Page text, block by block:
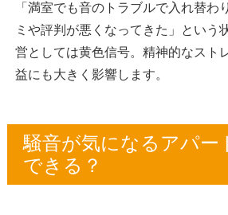
「満室でも音のトラブルで入れ替わ
ミや評判が悪くなってきた」という
営としては黄色信号。精神的なスト
益にも大きく影響します。
騒音が気になるアパー
できる？